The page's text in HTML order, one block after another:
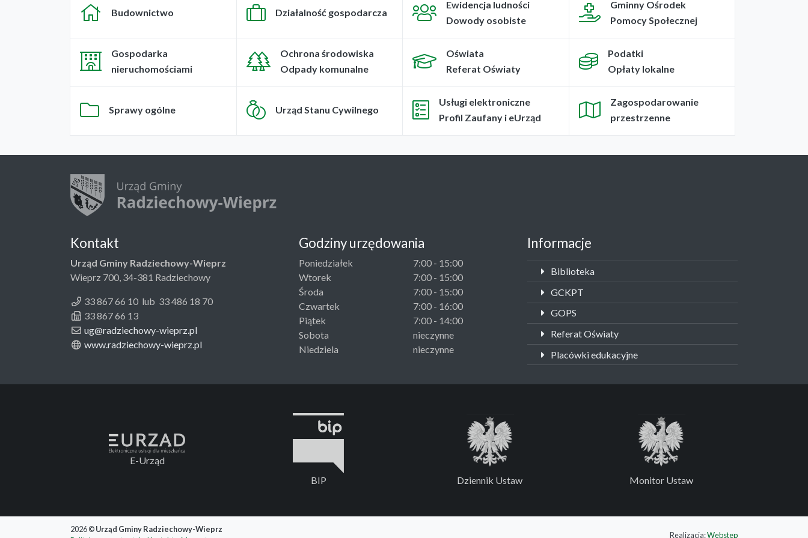
Budownictwo Działalność gospodarcza
Ewidencja ludności
Dowody osobiste
Gminny Ośrodek
Pomocy Społecznej
Gospodarka
nieruchomościami
Ochrona środowiska
Odpady komunalne
Oświata
Referat Oświaty
Podatki
Opłaty lokalne
Sprawy ogólne Urząd Stanu Cywilnego
Usługi elektroniczne
Profil Zaufany i eUrząd
Zagospodarowanie
przestrzenne
Kontakt
Urząd Gminy Radziechowy-Wieprz
Wieprz 700, 34-381 Radziechowy
33 867 66 10 lub 33 486 18 70
33 867 66 13
ug@radziechowy-wieprz.pl
www.radziechowy-wieprz.pl
Godziny urzędowania
Poniedziałek
7:00 - 15:00
Wtorek
7:00 - 15:00
Środa
7:00 - 15:00
Czwartek
7:00 - 16:00
Piątek
7:00 - 14:00
Sobota
nieczynne
Niedziela
nieczynne
Informacje
Biblioteka
GCKPT
GOPS
Referat Oświaty
Placówki edukacyjne
E-Urząd
BIP
Dziennik Ustaw Monitor Ustaw
2026 ©Urząd Gminy Radziechowy-Wieprz
Realizacja:Webstep